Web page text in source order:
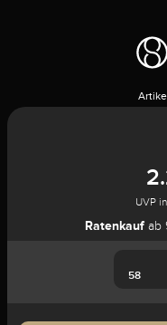
UVP
Ratenkauf ab